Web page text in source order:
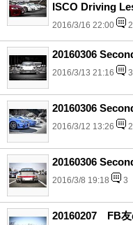
ISCO Driving
2016/3/16 22:00 2
20160306
2016/3/13 21:16 3
20160306
2016/3/12 13:26 2
20160306
2016/3/8 19:18 3
20160207 FB友